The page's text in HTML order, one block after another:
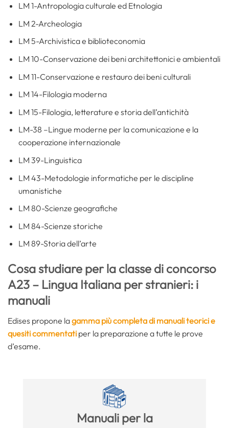
LM 1-Antropologia culturale ed Etnologia
LM 2-Archeologia
LM 5-Archivistica e biblioteconomia
LM 10-Conservazione dei beni architettonici e ambientali
LM 11-Conservazione e restauro dei beni culturali
LM 14-Filologia moderna
LM 15-Filologia, letterature e storia dell’antichità
LM-38 –Lingue moderne per la comunicazione e la
cooperazione internazionale
LM 39-Linguistica
LM 43-Metodologie informatiche per le discipline
umanistiche
LM 80-Scienze geografiche
LM 84-Scienze storiche
LM 89-Storia dell’arte
Cosa studiare per la classe di concorso
A23 – Lingua Italiana per stranieri: i
manuali
Edises propone lagamma più completa di manuali teorici e
quesiti commentati per la preparazione a tutte le prove
d’esame.
Manuali per la